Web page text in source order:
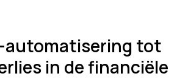
automatisering tot
in de financiële